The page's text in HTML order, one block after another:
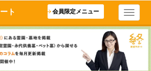
ト 会員限定メニュー